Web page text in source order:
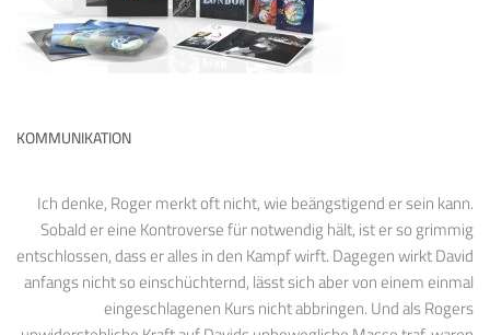
KOMMUNIKATION
Ich denke, Roger merkt oft nicht, wie beängstigend er sein kann.
Sobald er eine Kontroverse für notwendig hält, ist er so grimmig
entschlossen, dass er alles in den Kampf wirft. Dagegen wirkt David
anfangs nicht so einschüchternd, lässt sich aber von einem einmal
eingeschlagenen Kurs nicht abbringen. Und als Rogers